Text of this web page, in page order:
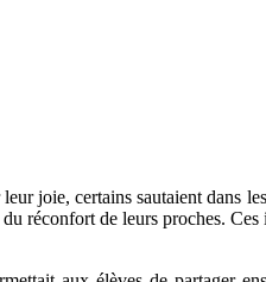
joie, certains sautaient dans
réconfort de leurs proches.